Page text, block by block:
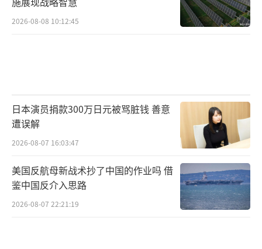
CM0882）
2026-08-08 10:12:45
日本演员捐款300万日元被骂脏钱 善意
遭误解
2026-08-07 16:03:47
美国反航母新战术抄了中国的作业吗 借
鉴中国反介入思路
2026-08-07 22:21:19